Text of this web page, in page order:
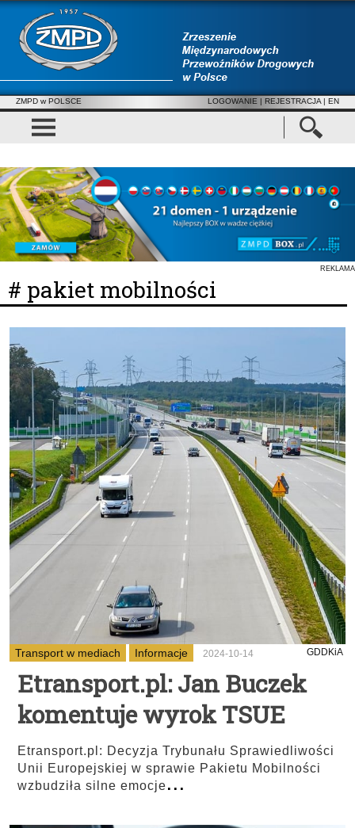
ZMPD w POLSCE LOGOWANIE | REJESTRACJA | EN
REKLAMA
# pakiet mobilności
Transport w mediach Informacje 2024-10-14 GDDKiA
Etransport.pl: Jan Buczek
komentuje wyrok TSUE
Etransport.pl: Decyzja Trybunału Sprawiedliwości
Unii Europejskiej w sprawie Pakietu Mobilności
wzbudziła silne emocje...